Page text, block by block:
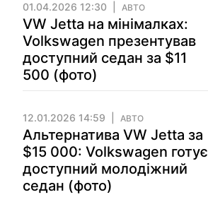
01.04.2026 12:30 АВТО
VW Jetta на мінімалках:
Volkswagen презентував
доступний седан за $11
500 (фото)
12.01.2026 14:59 АВТО
Альтернатива VW Jetta за
$15 000: Volkswagen готує
доступний молодіжний
седан (фото)